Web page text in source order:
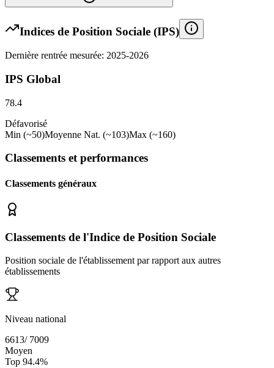
Indices de Position Sociale (IPS)
Dernière rentrée mesurée: 2025-2026
IPS Global
78.4
Défavorisé
Min (~50)Moyenne Nat. (~103)Max (~160)
Classements et performances
Classements généraux
Classements de l'Indice de Position Sociale
Position sociale de l'établissement par rapport aux autres
établissements
Niveau national
6613/ 7009
Moyen
Top 94.4%